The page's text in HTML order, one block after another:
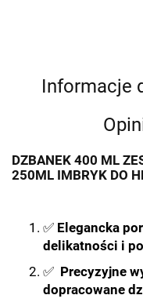
Informacje
DZBANEK 400 ML
250ML IMBRYK DO
✅ Elegancka
delikatności i
✅ Precyzyjne
dopracowane